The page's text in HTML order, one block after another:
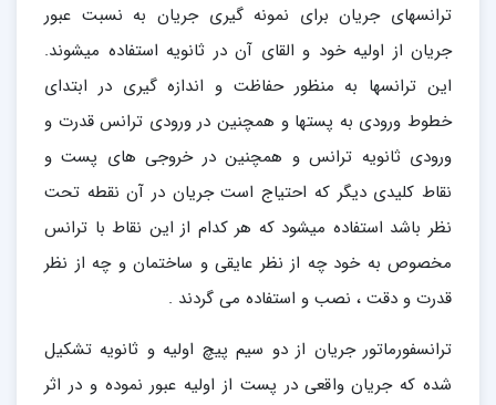
ترانسهای جریان برای نمونه گیری جریان به نسبت عبور
جریان از اولیه خود و القای آن در ثانویه استفاده میشوند.
این ترانسها به منظور حفاظت و اندازه گیری در ابتدای
خطوط ورودی به پستها و همچنین در ورودی ترانس قدرت و
ورودی ثانویه ترانس و همچنین در خروجی های پست و
نقاط کلیدی دیگر که احتیاج است جریان در آن نقطه تحت
نظر باشد استفاده میشود که هر کدام از این نقاط با ترانس
مخصوص به خود چه از نظر عایقی و ساختمان و چه از نظر
قدرت و دقت ، نصب و استفاده می گردند .
ترانسفورماتور جریان از دو سیم پیچ اولیه و ثانویه تشکیل
شده که جریان واقعی در پست از اولیه عبور نموده و در اثر